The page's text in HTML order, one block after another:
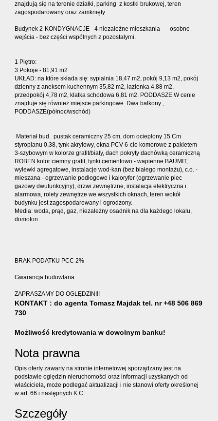
znajdują się na terenie działki, parking z kostki brukowej, teren
zagospodarowany oraz zamknięty
Budynek 2-KONDYGNACJE - 4 niezależne mieszkania - - osobne
wejścia - bez części wspólnych z pozostałymi.
1 Piętro:
3 Pokoje - 81,91 m2
UKŁAD: na które składa się: sypialnia 18,47 m2, pokój 9,13 m2, pokój
dzienny z aneksem kuchennym 35,82 m2, łazienka 4,88 m2,
przedpokój 4,78 m2, klatka schodowa 6,81 m2. PODDASZE W cenie
znajduje się również miejsce parkingowe. Dwa balkony ,
PODDASZE(północ/wschód)
Materiał bud. pustak ceramiczny 25 cm, dom ocieplony 15 Cm
styropianu 0,38, tynk akrylowy, okna PCV 6-cio komorowe z pakietem
3-szybowym w kolorze grafit/biały, dach pokryty dachówką ceramiczną
ROBEN kolor ciemny grafit, tynki cementowo - wapienne BAUMIT,
wylewki agregatowe, instalacje wod-kan (bez białego montażu), c.o. -
mieszana - ogrzewanie podłogowe i kaloryfer (ogrzewanie piec
gazowy dwufunkcyjny), drzwi zewnętrzne, instalacja elektryczna i
alarmowa, rolety zewnętrze we wszystkich oknach, teren wokół
budynku jest zagospodarowany i ogrodzony.
Media: woda, prąd, gaz, niezależny osadnik na dla każdego lokalu,
domofon.
BRAK PODATKU PCC 2%
Gwarancja budowlana.
ZAPRASZAMY DO OGLĘDZIN!!!
KONTAKT : do agenta Tomasz Majdak tel. nr +48 506 869
730
Możliwość kredytowania w dowolnym banku!
Nota prawna
Opis oferty zawarty na stronie internetowej sporządzany jest na
podstawie oględzin nieruchomości oraz informacji uzyskanych od
właściciela, może podlegać aktualizacji i nie stanowi oferty określonej
w art. 66 i następnych K.C.
Szczegóły